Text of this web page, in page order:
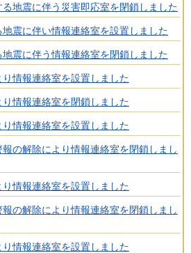
地震に伴う災害即応室を閉鎖しました
震に伴い情報連絡室を設置しました
震に伴う情報連絡室を閉鎖しました
情報連絡室を設置しました
情報連絡室を閉鎖しました
情報連絡室を設置しました
の解除により情報連絡室を閉鎖しまし
情報連絡室を設置しました
の解除により情報連絡室を閉鎖しまし
情報連絡室を設置しました